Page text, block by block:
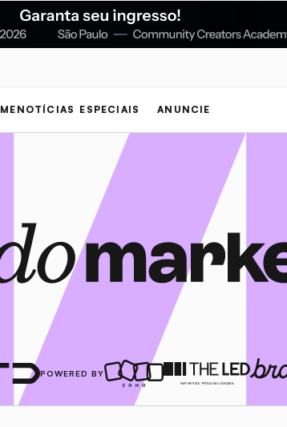
NOTÍCIAS ESPECIAIS ANUNCIE
POWERED BY